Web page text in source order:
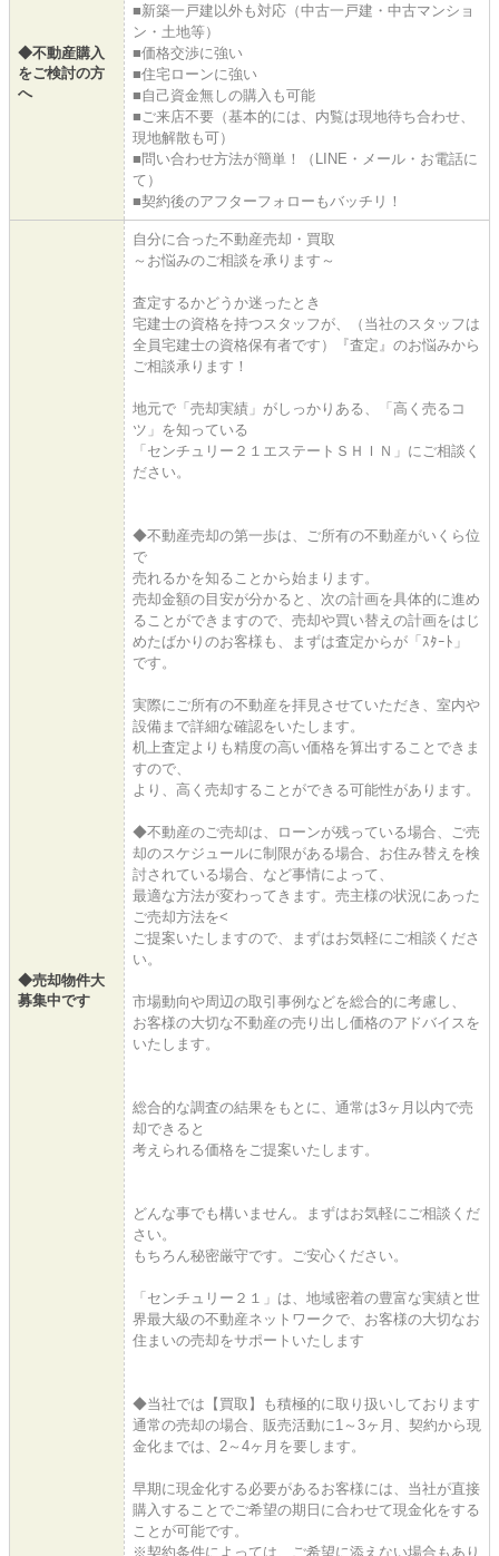
◆不動産購入
をご検討の方
へ
■新築一戸建以外も対応（中古一戸建・中古マンショ
ン・⼟地等）
■価格交渉に強い
■住宅ローンに強い
■⾃⼰資⾦無しの購⼊も可能
■ご来店不要（基本的には、内覧は現地待ち合わせ、
現地解散も可）
■問い合わせ⽅法が簡単！（LINE・メール・お電話に
て）
■契約後のアフターフォローもバッチリ！
◆売却物件大
募集中です
自分に合った不動産売却・買取
～お悩みのご相談を承ります～
査定するかどうか迷ったとき
宅建士の資格を持つスタッフが、（当社のスタッフは
全員宅建士の資格保有者です）『査定』のお悩みから
ご相談承ります！
地元で「売却実績」がしっかりある、「高く売るコ
ツ」を知っている
「センチュリー２１エステートＳＨＩＮ」にご相談く
ださい。
◆不動産売却の第一歩は、ご所有の不動産がいくら位
で
売れるかを知ることから始まります。
売却金額の目安が分かると、次の計画を具体的に進め
ることができますので、売却や買い替えの計画をはじ
めたばかりのお客様も、まずは査定からが「ｽﾀｰﾄ」
です。
実際にご所有の不動産を拝見させていただき、室内や
設備まで詳細な確認をいたします。
机上査定よりも精度の高い価格を算出することできま
すので、
より、高く売却することができる可能性があります。
◆不動産のご売却は、ローンが残っている場合、ご売
却のスケジュールに制限がある場合、お住み替えを検
討されている場合、など事情によって、
最適な方法が変わってきます。売主様の状況にあった
ご売却方法を<
ご提案いたしますので、まずはお気軽にご相談くださ
い。
市場動向や周辺の取引事例などを総合的に考慮し、
お客様の大切な不動産の売り出し価格のアドバイスを
いたします。
総合的な調査の結果をもとに、通常は3ヶ月以内で売
却できると
考えられる価格をご提案いたします。
どんな事でも構いません。まずはお気軽にご相談くだ
さい。
もちろん秘密厳守です。ご安心ください。
「センチュリー２１」は、地域密着の豊富な実績と世
界最大級の不動産ネットワークで、お客様の大切なお
住まいの売却をサポートいたします
◆当社では【買取】も積極的に取り扱いしております
通常の売却の場合、販売活動に1～3ヶ月、契約から現
金化までは、2～4ヶ月を要します。
早期に現金化する必要があるお客様には、当社が直接
購入することでご希望の期日に合わせて現金化をする
ことが可能です。
※契約条件によっては、ご希望に添えない場合もあり